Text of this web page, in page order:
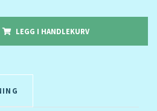
LEGG I HANDLEKURV